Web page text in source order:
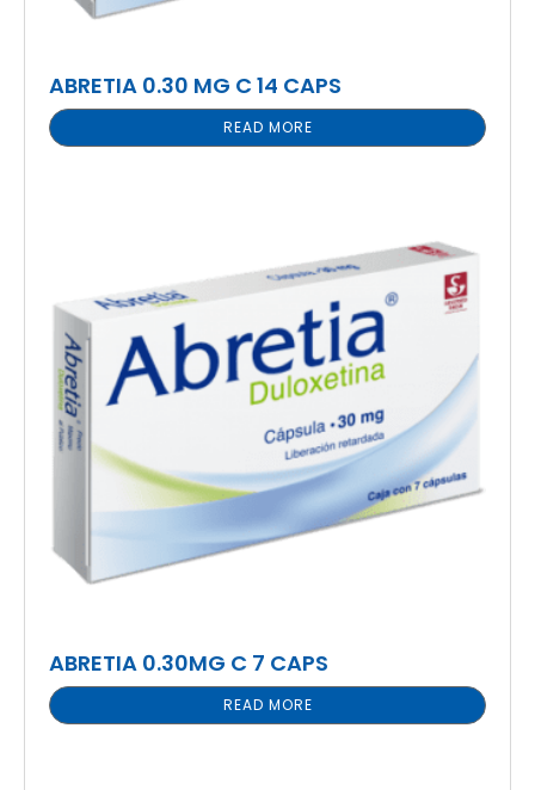
ABRETIA 0.30 MG C 14 CAPS
READ MORE
ABRETIA 0.30MG C 7 CAPS
READ MORE